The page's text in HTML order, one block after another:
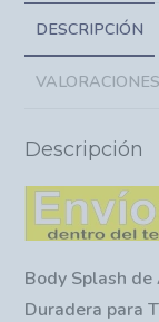
DESCRIPCIÓN
Descripción
Body Splash
Duradera para